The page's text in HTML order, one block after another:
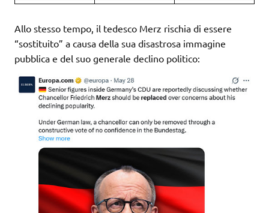
Allo stesso tempo, il tedesco Merz rischia di essere
“sostituito” a causa della sua disastrosa immagine
pubblica e del suo generale declino politico: